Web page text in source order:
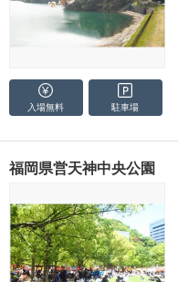
入場無料 駐車場
福岡県営天神中央公園